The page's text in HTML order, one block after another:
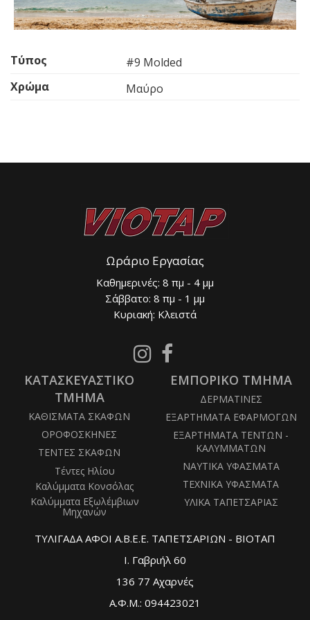
Τύπος
#9 Molded
Χρώμα
Μαύρο
Ωράριο Εργασίας
Καθημερινές: 8 πμ - 4 μμ
Σάββατο: 8 πμ - 1 μμ
Κυριακή: Κλειστά
Follow
on
Facebook
ΚΑΤΑΣΚΕΥΑΣΤΙΚΟ
ΤΜΗΜΑ
ΚΑΘΙΣΜΑΤΑ ΣΚΑΦΩΝ
ΟΡΟΦΟΣΚΗΝΕΣ
ΤΕΝΤΕΣ ΣΚΑΦΩΝ
Τέντες Ηλίου
Καλύμματα Κονσόλας
Καλύμματα Εξωλέμβιων
Μηχανών
ΕΜΠΟΡΙΚΟ ΤΜΗΜΑ
ΔΕΡΜΑΤΙΝΕΣ
ΕΞΑΡΤΗΜΑΤΑ ΕΦΑΡΜΟΓΩΝ
ΕΞΑΡΤΗΜΑΤΑ ΤΕΝΤΩΝ -
ΚΑΛΥΜΜΑΤΩΝ
ΝΑΥΤΙΚΑ ΥΦΑΣΜΑΤΑ
ΤΕΧΝΙΚΑ ΥΦΑΣΜΑΤΑ
ΥΛΙΚΑ ΤΑΠΕΤΣΑΡΙΑΣ
ΤΥΛΙΓΑΔΑ ΑΦΟΙ Α.Β.Ε.Ε. ΤΑΠΕΤΣΑΡΙΩΝ - ΒΙΟΤΑΠ
Ι. Γαβριήλ 60
136 77 Αχαρνές
Α.Φ.Μ.: 094423021